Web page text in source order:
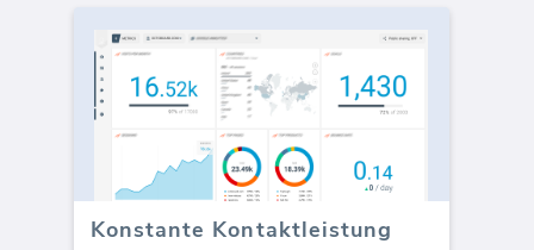
Konstante Kontaktleistung